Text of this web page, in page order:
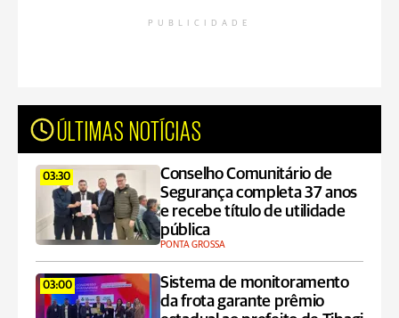
PUBLICIDADE
ÚLTIMAS NOTÍCIAS
03:30
Conselho Comunitário de
Segurança completa 37 anos
e recebe título de utilidade
pública
PONTA GROSSA
03:00
Sistema de monitoramento
da frota garante prêmio